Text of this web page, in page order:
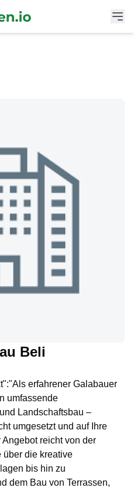
Beli
erfahrener Galabauer
umfassende
Landschaftsbau –
umgesetzt und auf Ihre
reicht von der
über die kreative
bis hin zu
dem Bau von Terrassen,